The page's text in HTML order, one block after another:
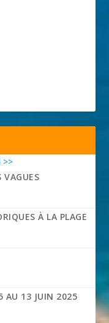
>>
VAGUES
À LA PLAGE
AU 13 JUIN 2025